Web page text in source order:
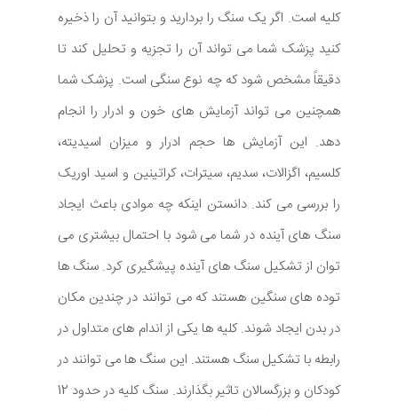
کلیه است. اگر یک سنگ را بردارید و بتوانید آن را ذخیره
کنید پزشک شما می تواند آن را تجزیه و تحلیل کند تا
دقیقاً مشخص شود که چه نوع سنگی است. پزشک شما
همچنین می تواند آزمایش های خون و ادرار را انجام
دهد. این آزمایش ها حجم ادرار و میزان اسیدیته،
کلسیم، اگزالات، سدیم، سیترات، کراتینین و اسید اوریک
را بررسی می کند. دانستن اینکه چه موادی باعث ایجاد
سنگ های آینده در شما می شود با احتمال بیشتری می
توان از تشکیل سنگ های آینده پیشگیری کرد. سنگ ها
توده های سنگین هستند که می توانند در چندین مکان
در بدن ایجاد شوند. کلیه ها یکی از اندام های متداول در
رابطه با تشکیل سنگ هستند. این سنگ ها می توانند در
کودکان و بزرگسالان تاثیر بگذارند. سنگ کلیه در حدود 12